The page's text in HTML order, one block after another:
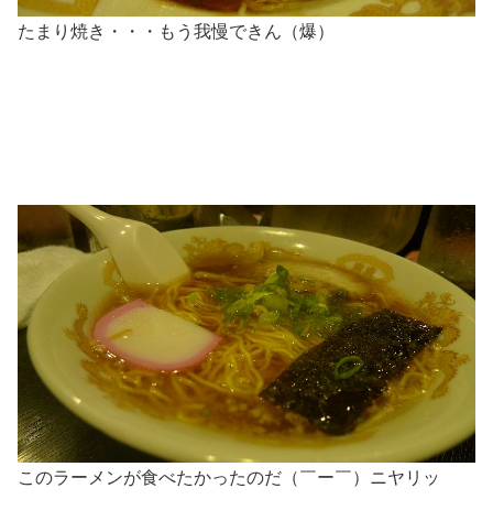
たまり焼き・・・もう我慢できん（爆）
このラーメンが食べたかったのだ（￣ー￣）ニヤリッ